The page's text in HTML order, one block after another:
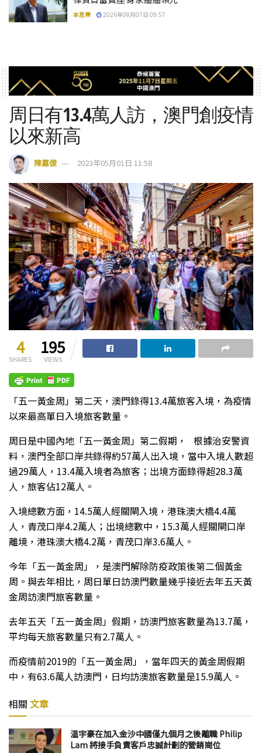
本思齊 2026年08月07日 09:57
周日有13.4萬人訪，澳門創疫情
以來新高
陳嘉俊 2023年05月01日 11:58
4
SHARES
195
VIEWS
「五一黃金周」第二天，澳門錄得13.4萬旅客入境，為疫情
以來最高單日入境旅客數量。
周日是中國內地「五一黃金周」第二假期， 根據治安警資
料，澳門全部口岸共錄得約57萬人出入境，當中入境人數超
過29萬人，13.4萬入境者為旅客；出境方面錄得超28.3萬
人，旅客佔12萬人。
入境總數方面，14.5萬人經關閘入境，港珠澳大橋4.4萬
人，青茂口岸4.2萬人；出境總數中，15.3萬人經關閘口岸
離境，港珠澳大橋4.2萬，青茂口岸3.6萬人。
今年「五一黃金周」，是澳門解除防疫政策後第二個黃金
周。與去年相比，周日單日訪澳門數量幾乎接近去年五天黃
金周訪澳門旅客數量。
去年五天「五一黃金周」假期，訪澳門旅客數量為13.7萬，
平均每天旅客數量只有2.7萬人。
而疫情前2019的「五一黃金周」，當年四天的黃金周假期
中，有63.6萬人訪澳門，日均訪澳旅客數量是15.9萬人。
相關 文章
温宇豪在加入金沙中國僅九個月之後離職 Philip
Lam 將接手負責客戶忠誠計劃的營銷崗位